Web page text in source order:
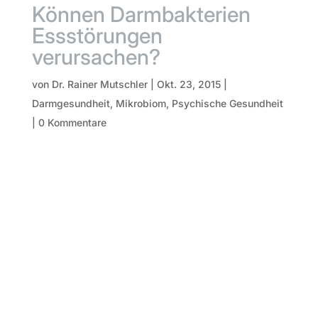
Können Darmbakterien
Essstörungen
verursachen?
von Dr. Rainer Mutschler| Okt. 23, 2015|
Darmgesundheit, Mikrobiom, Psychische Gesundheit
0 Kommentare